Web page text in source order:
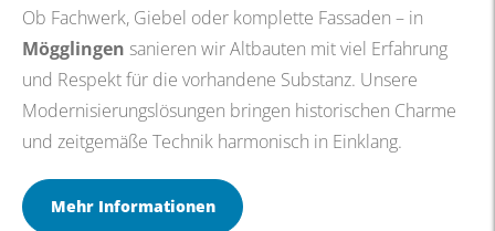
Ob Fachwerk, Giebel oder komplette Fassaden – in
Mögglingen sanieren wir Altbauten mit viel Erfahrung
und Respekt für die vorhandene Substanz. Unsere
Modernisierungslösungen bringen historischen Charme
und zeitgemäße Technik harmonisch in Einklang.
Mehr Informationen